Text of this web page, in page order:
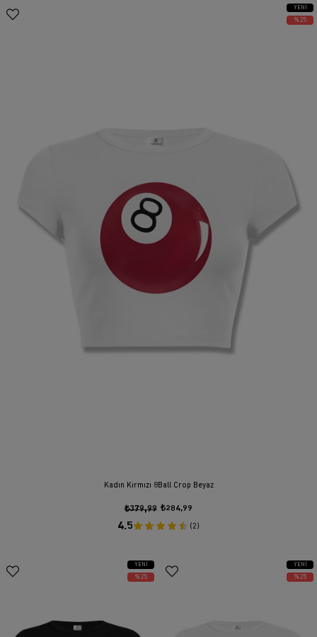
Kadın Kırmızı 8Ball Crop Beyaz
₺284,99
₺379,99
4.5 (2)
YENI
ÜRÜN
%25
YENI
ÜRÜN
%25
YENI
ÜRÜN
%25